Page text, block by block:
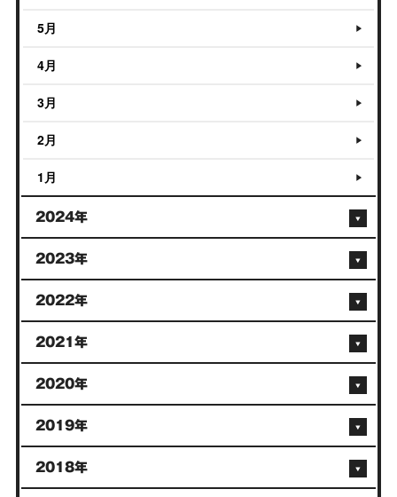
5月
4月
3月
2月
1月
2024年
2023年
2022年
2021年
2020年
2019年
2018年